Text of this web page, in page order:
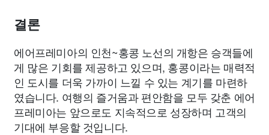
결론
에어프레미아의 인천~홍콩 노선의 개항은 승객들에
게 많은 기회를 제공하고 있으며, 홍콩이라는 매력적
인 도시를 더욱 가까이 느낄 수 있는 계기를 마련하
였습니다. 여행의 즐거움과 편안함을 모두 갖춘 에어
프레미아는 앞으로도 지속적으로 성장하며 고객의
기대에 부응할 것입니다.